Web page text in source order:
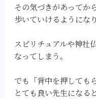
その気づきがあってか
歩いていけるようにな
スピリチュアルや神社
なってしまう。
でも「背中を押しても
とても良い先生になる